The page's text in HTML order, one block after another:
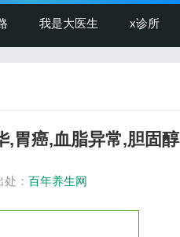
我是大医生 x诊所
,胃癌,血脂异常,胆固醇
处： 百年养生网